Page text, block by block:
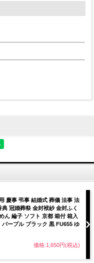
慶事 弔事 結婚式 葬儀 法事 法
冠婚葬祭 金封袱紗 金封ふく
ん 綸子 ソフト 京都 箱付 箱入
パープル ブラック 黒 FU655 ゆ
価格:1,650円(税込)